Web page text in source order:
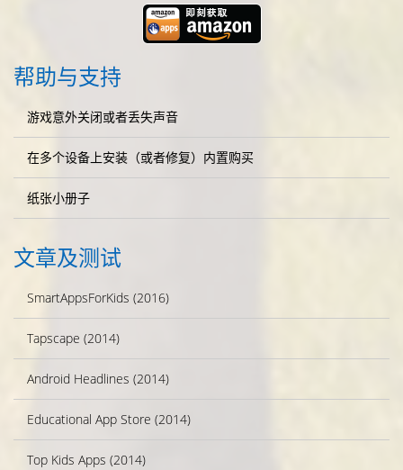
帮助与支持
游戏意外关闭或者丢失声音
在多个设备上安装（或者修复）内置购买
纸张小册子
文章及测试
SmartAppsForKids (2016)
Tapscape (2014)
Android Headlines (2014)
Educational App Store (2014)
Top Kids Apps (2014)